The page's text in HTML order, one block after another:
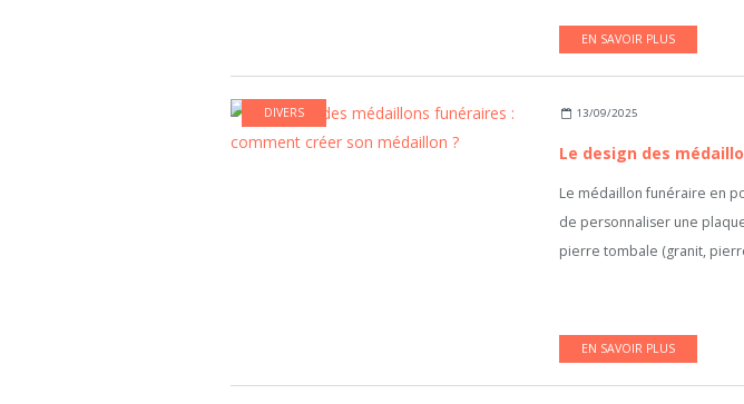
EN SAVOIR PLUS
DIVERS 13/09/2025
Le médaillon funéraire en
de personnaliser une
pierre tombale (granit,
EN SAVOIR PLUS